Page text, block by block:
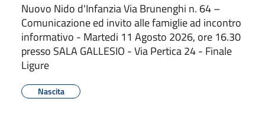
Nuovo Nido d'Infanzia Via Brunenghi n. 64 –
Comunicazione ed invito alle famiglie ad incontro
informativo - Martedi 11 Agosto 2026, ore 16.30
presso SALA GALLESIO - Via Pertica 24 - Finale
Ligure
Nascita